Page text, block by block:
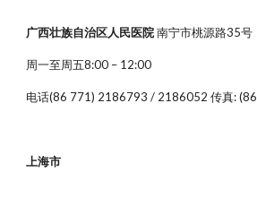
广西壮族自治区人民医院南宁市桃源路35号
周一至周五8:00 – 12:00
电话(86 771) 2186793 / 2186052 传真:
上海市